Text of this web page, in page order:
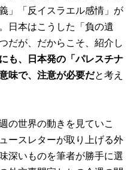
」「反イスラエル感情」が
日本はこうした「負の遺
だが、だからこそ、紹介し
も、日本発の「パレスチナ
味で、注意が必要だと考え
の世界の動きを見ていこ
ースレターが取り上げる外
深いものを筆者が勝手に選